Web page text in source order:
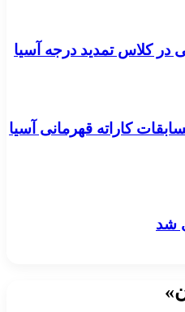
در کلاس تمدید درجه آسیا
کاراته قهرمانی آسیا
شد